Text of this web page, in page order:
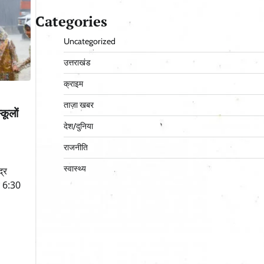
6:30
Categories
Uncategorized
उत्तराखंड
क्राइम
ताज़ा खबर
देश/दुनिया
राजनीति
स्वास्थ्य